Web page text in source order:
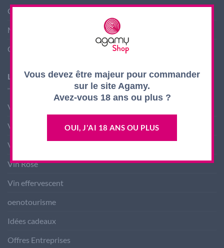
Conditions générales de ventes
Mentions légales
Contact
LES PRODUITS AGAMY
Vin nouveau
Vin Rouge
Vin Blanc
Vin Rosé
Vin effervescent
oenotourisme
Idées cadeaux
Offres Entreprises
Vous devez être majeur pour commander
sur le site Agamy.
Avez-vous 18 ans ou plus ?
OUI, J'AI 18 ANS OU PLUS